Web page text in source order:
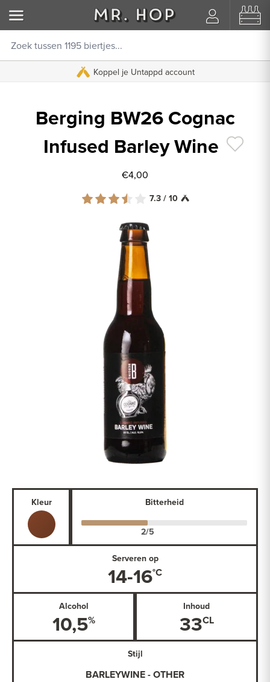
Koppel je Untappd account
Berging BW26 Cognac
Infused Barley Wine
€4,00
7.3 / 10
Kleur Bitterheid
Serveren op
14-16
Alcohol
10,5
Inhoud
33
Stijl
BARLEYWINE - OTHER